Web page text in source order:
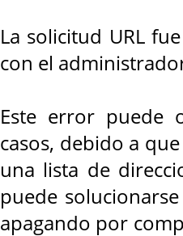
La solicitud URL
con el
Este error puede
casos, debido a
una lista de
puede
apagando por